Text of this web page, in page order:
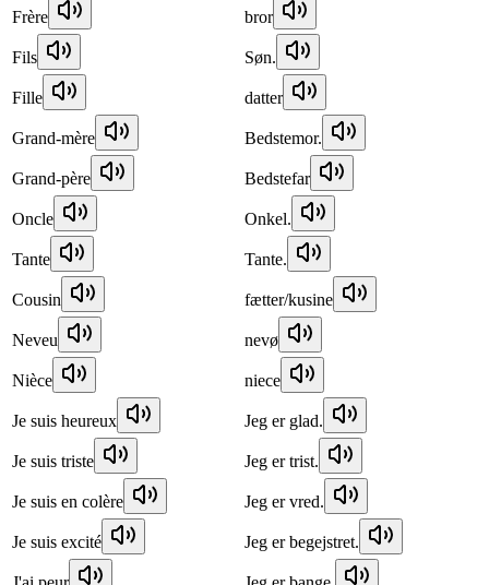
Frère bror
Fils Søn.
Fille datter
Grand-mère Bedstemor.
Grand-père Bedstefar
Oncle Onkel.
Tante Tante.
Cousin fætter/kusine
Neveu nevø
Nièce niece
Je suis heureux Jeg er glad.
Je suis triste Jeg er trist.
Je suis en colère Jeg er vred.
Je suis excité Jeg er begejstret.